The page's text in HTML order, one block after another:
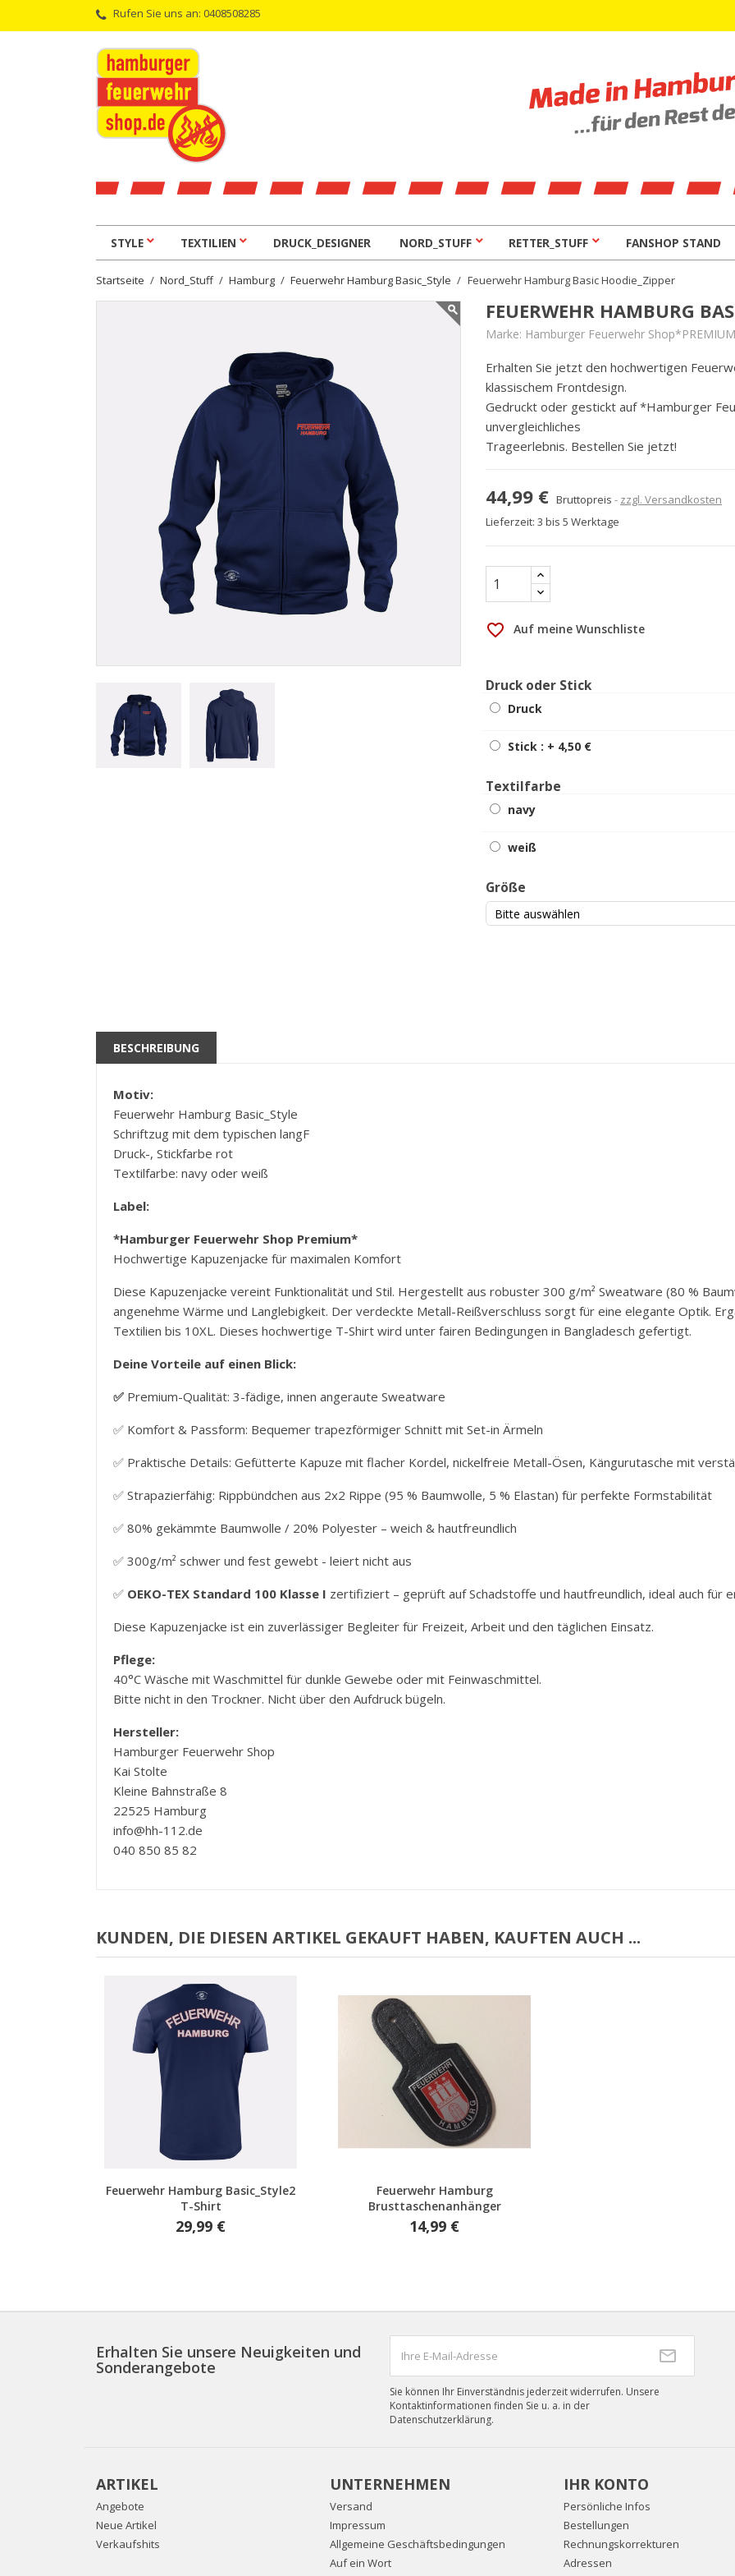
Rufen Sie uns an: 0408508285
STYLE TEXTILIEN DRUCK_DESIGNER NORD_STUFF RETTER_STUFF FANSHOP STAND
Startseite Nord_Stuff Hamburg Feuerwehr Hamburg Basic_Style Feuerwehr Hamburg Basic Hoodie_Zipper
FEUERWEHR HAMBURG
Marke: Hamburger Feuerwehr
Erhalten Sie jetzt den hochwertigen
klassischem Frontdesign.
Gedruckt oder gestickt auf *Hamburger
unvergleichliches
Trageerlebnis. Bestellen Sie jetzt!
44,99 € Bruttopreis
zzgl. Versandkosten
Lieferzeit: 3 bis 5 Werktage
favorite_border Auf meine Wunschliste
Druck oder Stick
Druck
Stick : + 4,50 €
Textilfarbe
navy
weiß
Größe
BESCHREIBUNG
Motiv:
Feuerwehr Hamburg Basic_Style
Schriftzug mit dem typischen langF
Druck-, Stickfarbe rot
Textilfarbe: navy oder weiß
Label:
*Hamburger Feuerwehr Shop Premium*
Hochwertige Kapuzenjacke für maximalen Komfort
Diese Kapuzenjacke vereint Funktionalität und Stil. Hergestellt aus robuster 300 g/m² Sweatware (80 %
angenehme Wärme und Langlebigkeit. Der verdeckte Metall-Reißverschluss sorgt für eine elegante Optik.
Textilien bis 10XL. Dieses hochwertige T-Shirt wird unter fairen Bedingungen in Bangladesch gefertigt.
Deine Vorteile auf einen Blick:
✅ Premium-Qualität: 3-fädige, innen angeraute Sweatware
✅ Komfort & Passform: Bequemer trapezförmiger Schnitt mit Set-in Ärmeln
✅ Praktische Details: Gefütterte Kapuze mit flacher Kordel, nickelfreie Metall-Ösen, Kängurutasche mit
✅ Strapazierfähig: Rippbündchen aus 2x2 Rippe (95 % Baumwolle, 5 % Elastan) für perfekte Formstabilität
✅ 80% gekämmte Baumwolle / 20% Polyester – weich & hautfreundlich
✅ 300g/m² schwer und fest gewebt - leiert nicht aus
✅ OEKO-TEX Standard 100 Klasse I zertifiziert – geprüft auf Schadstoffe und hautfreundlich, ideal auch für
Diese Kapuzenjacke ist ein zuverlässiger Begleiter für Freizeit, Arbeit und den täglichen Einsatz.
Pflege:
40°C Wäsche mit Waschmittel für dunkle Gewebe oder mit Feinwaschmittel.
Bitte nicht in den Trockner. Nicht über den Aufdruck bügeln.
Hersteller:
Hamburger Feuerwehr Shop
Kai Stolte
Kleine Bahnstraße 8
22525 Hamburg
info@hh-112.de
040 850 85 82
KUNDEN, DIE DIESEN ARTIKEL GEKAUFT HABEN, KAUFTEN AUCH ...
Vorschau
Feuerwehr Hamburg Basic_Style2
T-Shirt
29,99 €
Vorschau
Feuerwehr Hamburg
Brusttaschenanhänger
14,99 €
Erhalten Sie unsere Neuigkeiten und
Sonderangebote
Sie können Ihr Einverständnis jederzeit widerrufen. Unsere
Kontaktinformationen finden Sie u. a. in der
Datenschutzerklärung.
ARTIKEL
Angebote
Neue Artikel
Verkaufshits
UNTERNEHMEN
Versand
Impressum
Allgemeine Geschäftsbedingungen
Auf ein Wort
IHR KONTO
Persönliche Infos
Bestellungen
Rechnungskorrekturen
Adressen